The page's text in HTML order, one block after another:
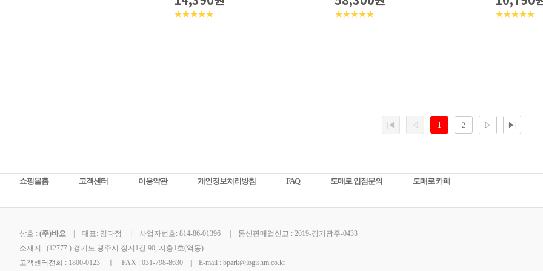
★★★★★ ★★★★★ ★★★★★
쇼핑몰홈 고객센터 이용약관 개인정보처리방침 FAQ 도매로 입점문의 도매로 카페
상호 : (주)바요 | 대표: 임다정 | 사업자번호: 814-86-01396 | 통신판매업신고 : 2019-경기광주-0433
소재지 : (12777 ) 경기도 광주시 장지1길 90, 지층1호(역동)
고객센터전화 : 1800-0123 ㅣ FAX : 031-798-8630 | E-mail : bpark@logishm.co.kr